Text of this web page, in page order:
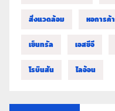
สิ่งแวดล้อม หอการค้า
เซ็นทรัล เอสซีจี
โรบินสัน ไลอ้อน